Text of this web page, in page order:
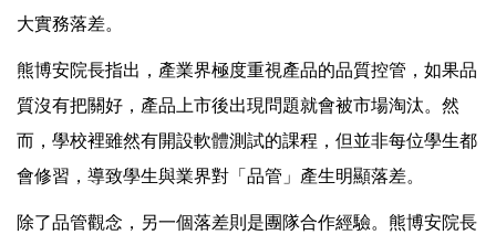
大實務落差。
熊博安院長指出，產業界極度重視產品的品質控管，如果品
質沒有把關好，產品上市後出現問題就會被市場淘汰。然
而，學校裡雖然有開設軟體測試的課程，但並非每位學生都
會修習，導致學生與業界對「品管」產生明顯落差。
除了品管觀念，另一個落差則是團隊合作經驗。熊博安院長